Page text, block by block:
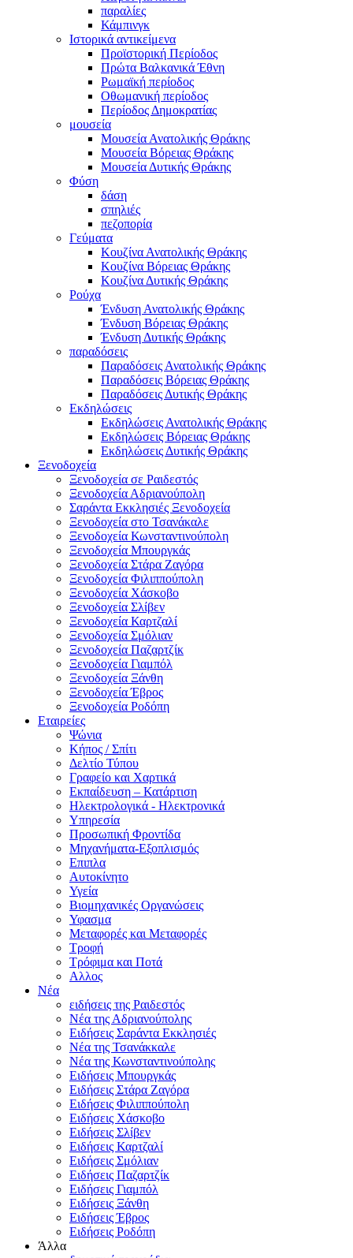
παραλίες
Κάμπινγκ
Ιστορικά αντικείμενα
Προϊστορική Περίοδος
Πρώτα Βαλκανικά Έθνη
Ρωμαϊκή περίοδος
Οθωμανική περίοδος
Περίοδος Δημοκρατίας
μουσεία
Μουσεία Ανατολικής Θράκης
Μουσεία Βόρειας Θράκης
Μουσεία Δυτικής Θράκης
Φύση
δάση
σπηλιές
πεζοπορία
Γεύματα
Κουζίνα Ανατολικής Θράκης
Κουζίνα Βόρειας Θράκης
Κουζίνα Δυτικής Θράκης
Ρούχα
Ένδυση Ανατολικής Θράκης
Ένδυση Βόρειας Θράκης
Ένδυση Δυτικής Θράκης
παραδόσεις
Παραδόσεις Ανατολικής Θράκης
Παραδόσεις Βόρειας Θράκης
Παραδόσεις Δυτικής Θράκης
Εκδηλώσεις
Εκδηλώσεις Ανατολικής Θράκης
Εκδηλώσεις Βόρειας Θράκης
Εκδηλώσεις Δυτικής Θράκης
Ξενοδοχεία
Ξενοδοχεία σε Ραιδεστός
Ξενοδοχεία Αδριανούπολη
Σαράντα Εκκλησιές Ξενοδοχεία
Ξενοδοχεία στο Τσανάκαλε
Ξενοδοχεία Κωνσταντινούπολη
Ξενοδοχεία Μπουργκάς
Ξενοδοχεία Στάρα Ζαγόρα
Ξενοδοχεία Φιλιππούπολη
Ξενοδοχεία Χάσκοβο
Ξενοδοχεία Σλίβεν
Ξενοδοχεία Καρτζαλί
Ξενοδοχεία Σμόλιαν
Ξενοδοχεία Παζαρτζίκ
Ξενοδοχεία Γιαμπόλ
Ξενοδοχεία Ξάνθη
Ξενοδοχεία Έβρος
Ξενοδοχεία Ροδόπη
Εταιρείες
Ψώνια
Κήπος / Σπίτι
Δελτίο Τύπου
Γραφείο και Χαρτικά
Εκπαίδευση – Κατάρτιση
Ηλεκτρολογικά - Ηλεκτρονικά
Υπηρεσία
Προσωπική Φροντίδα
Μηχανήματα-Εξοπλισμός
Επιπλα
Αυτοκίνητο
Υγεία
Βιομηχανικές Οργανώσεις
Υφασμα
Μεταφορές και Μεταφορές
Τροφή
Τρόφιμα και Ποτά
Αλλος
Νέα
ειδήσεις της Ραιδεστός
Νέα της Αδριανούπολης
Ειδήσεις Σαράντα Εκκλησιές
Νέα της Τσανάκκαλε
Νέα της Κωνσταντινούπολης
Ειδήσεις Μπουργκάς
Ειδήσεις Στάρα Ζαγόρα
Ειδήσεις Φιλιππούπολη
Ειδήσεις Χάσκοβο
Ειδήσεις Σλίβεν
Ειδήσεις Καρτζαλί
Ειδήσεις Σμόλιαν
Ειδήσεις Παζαρτζίκ
Ειδήσεις Γιαμπόλ
Ειδήσεις Ξάνθη
Ειδήσεις Έβρος
Ειδήσεις Ροδόπη
Άλλα